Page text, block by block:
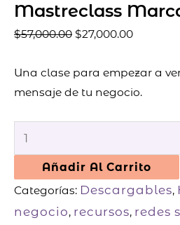
Mastreclass
$57,000.00 $27,000.00
Una clase para empezar a
mensaje de tu negocio.
Añadir Al Carrito
Categorías: Descargables,
negocio, recursos, redes